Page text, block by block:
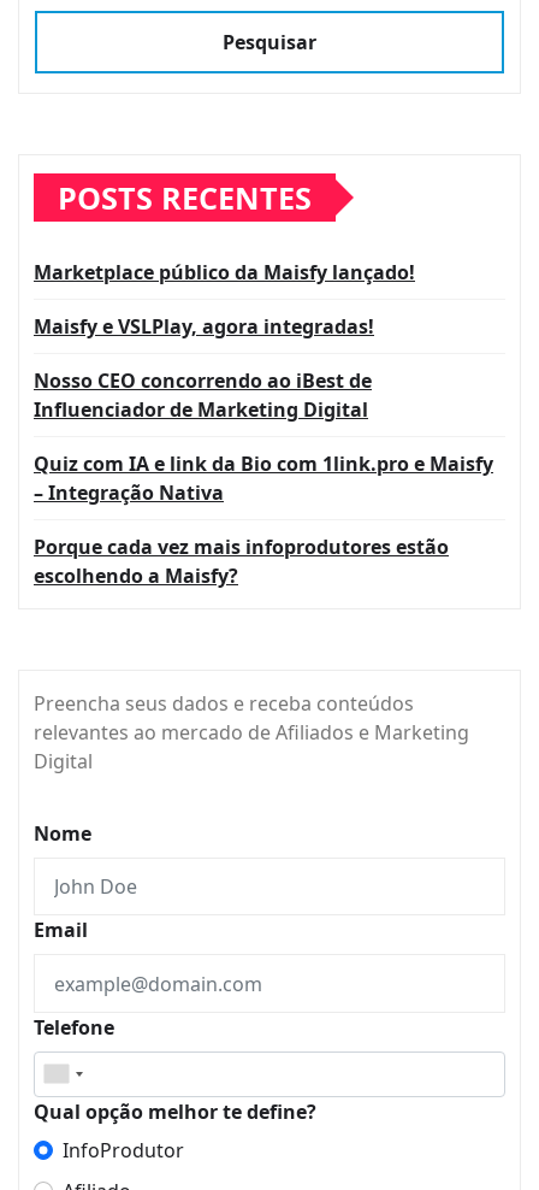
Pesquisar
POSTS RECENTES
Marketplace público da Maisfy lançado!
Maisfy e VSLPlay, agora integradas!
Nosso CEO concorrendo ao iBest de
Influenciador de Marketing Digital
Quiz com IA e link da Bio com 1link.pro e Maisfy
– Integração Nativa
Porque cada vez mais infoprodutores estão
escolhendo a Maisfy?
Preencha seus dados e receba conteúdos
relevantes ao mercado de Afiliados e Marketing
Digital
Nome
Email
Telefone
Qual opção melhor te define?
InfoProdutor